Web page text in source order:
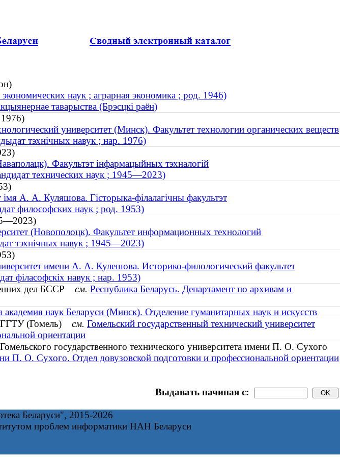
наук ; аграрная экономика ; род. 1946)
таварыства (Брэсцкі раён)
университет (Минск). Факультет технологии органических веществ
тэхнічных навук ; нар. 1976)
Факультэт інфармацыйных тэхналогій
технических наук ; 1945—2023)
імя А. А. Куляшова. Гісторыка-філалагічны факультэт
философских наук ; род. 1953)
(Новополоцк). Факультет информационных технологий
тэхнічных навук ; 1945—2023)
имени А. А. Кулешова. Историко-филологический факультет
філасофскіх навук ; нар. 1953)
дел БССР см. Республика Беларусь. Департамент по архивам и
академия наук Беларуси (Минск). Отделение гуманитарных наук и искусств
ГГТУ (Гомель) см. Гомельский государственный технический университет
ориентации
государственного технического университета имени П. О. Сухого
П. О. Сухого. Отдел довузовской подготовки и профессиональной ориентации
Выдавать начиная с:
Беларуси", 2015-2026
проблем информатики НАН Беларуси